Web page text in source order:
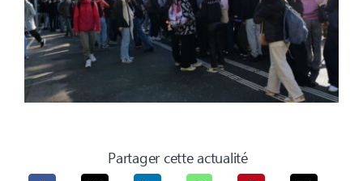
Partager cette actualité